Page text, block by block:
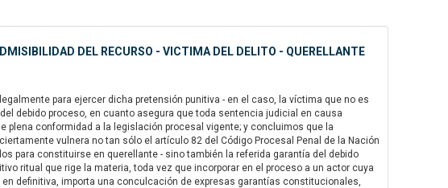
DEL RECURSO - VICTIMA DEL DELITO - QUERELLANTE
para ejercer dicha pretensión punitiva - en el caso, la víctima que no es
debido proceso, en cuanto asegura que toda sentencia judicial en causa
conformidad a la legislación procesal vigente; y concluimos que la
vulnera no tan sólo el artículo 82 del Código Procesal Penal de la Nación
para constituirse en querellante - sino también la referida garantía del debido
ritual que rige la materia, toda vez que incorporar en el proceso a un actor cuya
definitiva, importa una conculcación de expresas garantías constitucionales,